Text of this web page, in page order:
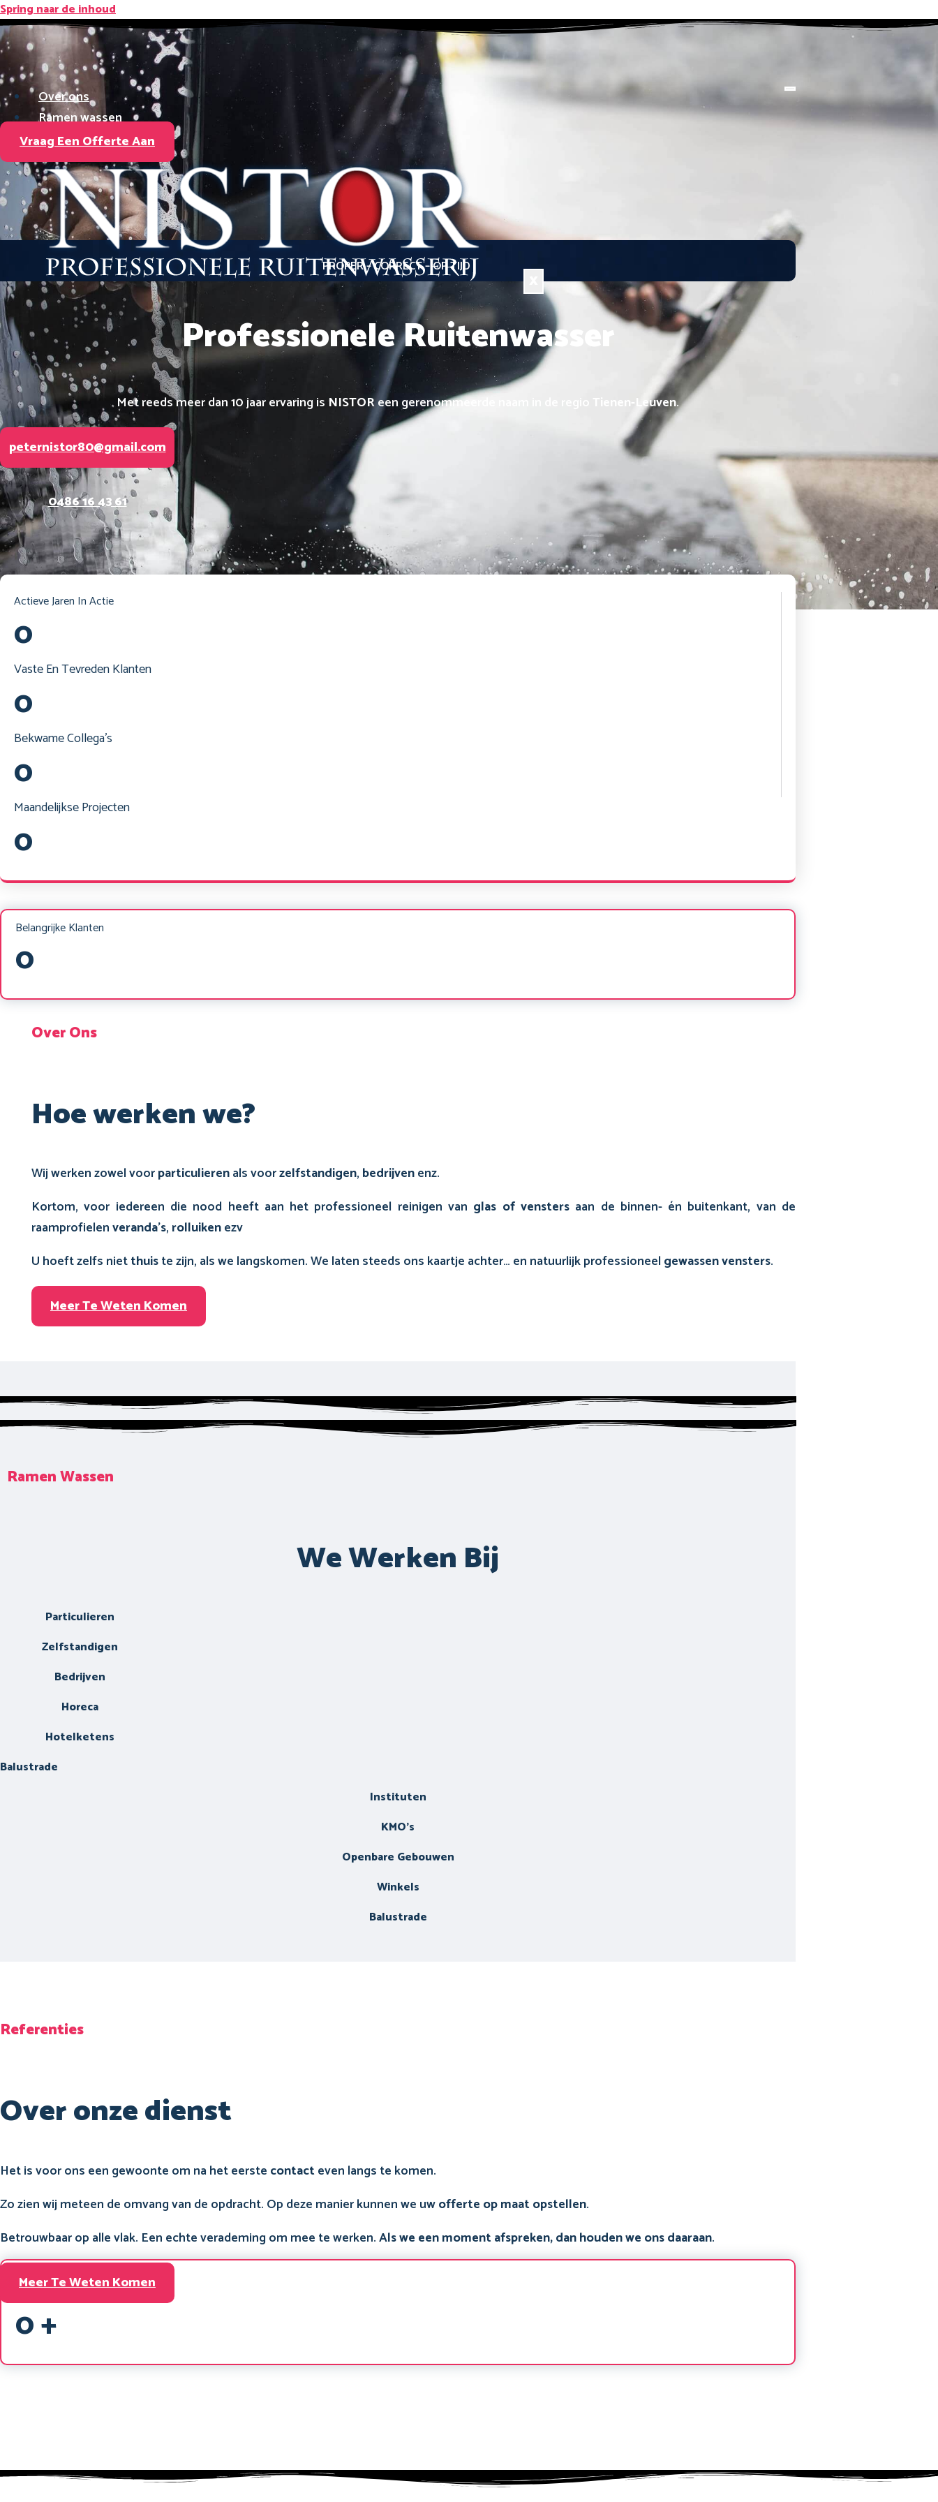
Spring naar de inhoud
Over ons
Ramen wassen
Referenties
Vraag Een Offerte Aan
PROPER – CORRECT – OP TIJD
Professionele Ruitenwasser
Met reeds meer dan 10 jaar ervaring isNISTOReen gerenommeerde naam in de regio Tienen-Leuven.
peternistor80@gmail.com
0486 16 43 61
Actieve Jaren In Actie
0
Vaste EnTevreden Klanten
0
BekwameCollega's
0
MaandelijkseProjecten
0
Belangrijke Klanten
0
Over Ons
Hoe werken we?
Wij werken zowel voorparticulierenals voorzelfstandigen, bedrijvenenz.
Kortom, voor iedereen die nood heeft aan het professioneel reinigen van glas of venstersaan de binnen- én buitenkant, van de
raamprofielenveranda’s, rolluikenezv
U hoeft zelfs nietthuiste zijn, als we langskomen. We laten steeds ons kaartje achter… en natuurlijk professioneel gewassen vensters.
Meer Te Weten Komen
Ramen Wassen
We Werken Bij
Particulieren
Zelfstandigen
Bedrijven
Horeca
Hotelketens
Balustrade
Instituten
KMO's
Openbare Gebouwen
Winkels
Balustrade
Referenties
Over onze dienst
Het is voor ons een gewoonte om na het eerste contacteven langs te komen.
Zo zien wij meteen de omvang van de opdracht. Op deze manier kunnen we uwofferte op maat opstellen.
Betrouwbaar op alle vlak. Een echte verademing om mee te werken.Als we een moment afspreken, dan houden we ons daaraan.
Meer Te Weten Komen
Gewassen Ramen
Van Gebouwen
0+